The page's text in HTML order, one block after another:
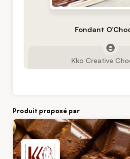
Fondant
Kko Creative
Produit proposé par